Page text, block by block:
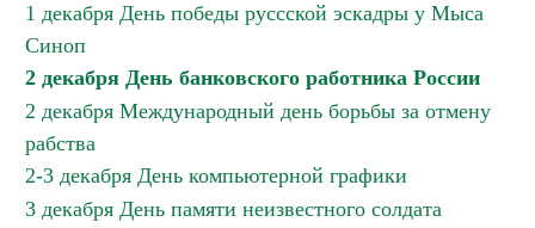
1 декабря День победы руссской эскадры у Мыса
Синоп
2 декабря День банковского работника России
2 декабря Международный день борьбы за отмену
рабства
2-3 декабря День компьютерной графики
3 декабря День памяти неизвестного солдата